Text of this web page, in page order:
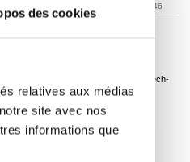
des cookies
relatives aux médias
site avec nos
informations que
3019446
Étui Étanche Universel Tech-
Protect - 6.9" - Rose